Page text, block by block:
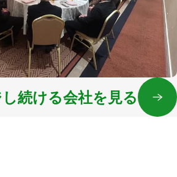
続ける会社を見る